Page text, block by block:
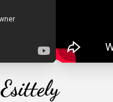
Esittely